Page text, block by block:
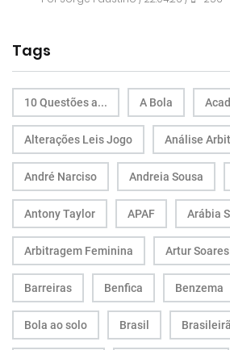
Tags
10 Questões a... A Bola
Alterações Leis Jogo Análise
André Narciso Andreia Sousa
Antony Taylor APAF Arábia
Arbitragem Feminina Artur
Barreiras Benfica Benzema
Bola ao solo Brasil